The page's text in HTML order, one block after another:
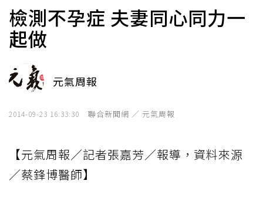
檢測不孕症 夫妻同心同力一
起做
元氣周報
2014-09-23 16:33:30 聯合新聞網 ／ 元氣周報
【元氣周報／記者張嘉芳／報導，資料來源
／蔡鋒博醫師】